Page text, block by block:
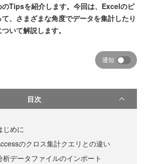
のTipsを紹介します。今回は、Excelのピ
、さまざまな角度でデータを集計したり
いて解説します。
通知
目次
じめに
のクロス集計クエリとの違い
析データファイルのインポート